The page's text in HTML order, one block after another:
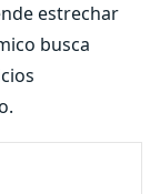
estrechar
busca